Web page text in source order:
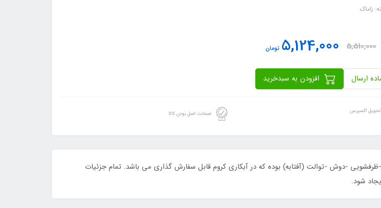
زاماک
5,510,000
5,124,000 تومان
ارسال
تحویل اکسپرس ضمانت اصل بودن کالا
-دوش -توالت (آفتابه) بوده که در آبکاری کروم قابل سفارش گذاری می باشد. تمام جزئیات
شود.